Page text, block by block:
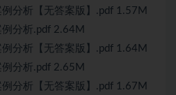
分析【无答案版】.pdf 1.57M
分析.pdf 2.64M
分析【无答案版】.pdf 1.64M
分析.pdf 2.65M
分析【无答案版】.pdf 1.67M